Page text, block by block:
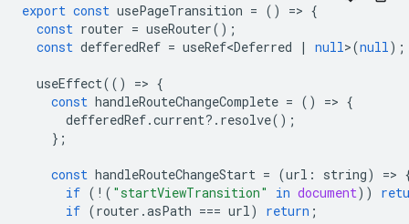
export const usePageTransition = () => {
const router = useRouter();
const defferedRef = useRef<Deferred | null>(null);
useEffect(() => {
const handleRouteChangeComplete = () => {
defferedRef.current? . resolve();
};
const handleRouteChangeStart = (url : string) =>
if ( ! ( "startViewTransition" in document))
if (router .asPath === url) return ;